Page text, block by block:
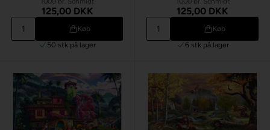
125,00 DKK
Køb
50 stk på lager
125,00 DKK
Køb
6 stk på lager